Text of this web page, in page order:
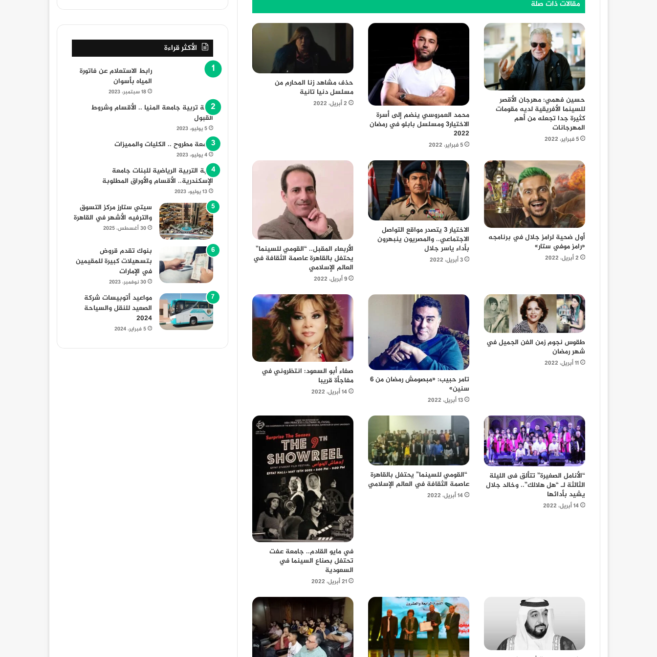
مقالات ذات صلة
حسين فهمي: مهرجان الأقصر
للسينما الأفريقية لديه مقومات
كثيرة جدا تجعله من أهم
المهرجانات
5 فبراير، 2022
محمد العمروسي ينضم إلى أسرة
الاختيار3 ومسلسل بابلو في رمضان
2022
5 فبراير، 2022
حذف مشاهد زنا المحارم من
مسلسل دنيا تانية
2 أبريل، 2022
أول ضحية لرامز جلال في برنامجه
«رامز موفي ستار»
2 أبريل، 2022
الاختيار 3 يتصدر مواقع التواصل
الاجتماعي.. والمصريون ينبهرون
بأداء ياسر جلال
3 أبريل، 2022
الأربعاء المقبل.. “القومي للسينما”
يحتفل بالقاهرة عاصمة الثقافة في
العالم الإسلامي
9 أبريل، 2022
طقوس نجوم زمن الفن الجميل في
شهر رمضان
11 أبريل، 2022
تامر حبيب: «مبصومش رمضان من 6
سنين»
13 أبريل، 2022
صفاء أبو السعود: انتظروني في
مفاجأة قريبا
14 أبريل، 2022
“الأنامل الصغيرة” تتألق فى الليلة
الثالثة لـ “هل هلالك”.. وخالد جلال
يشيد بأدائها
14 أبريل، 2022
“القومي للسينما” يحتفل بالقاهرة
عاصمة الثقافة في العالم الإسلامي
14 أبريل، 2022
في مايو القادم.. جامعة عفت
تحتفل بصناع السينما في
السعودية
21 أبريل، 2022
الأكثر قراءة
رابط الاستعلام عن فاتورة
المياه بأسوان
18 سبتمبر، 2023
كلية تربية جامعة المنيا .. الأقسام وشروط
القبول
5 يوليو، 2023
جامعة مطروح .. الكليات والمميزات
4 يوليو، 2023
كلية التربية الرياضية للبنات جامعة
الإسكندرية.. الأقسام والأوراق المطلوبة
13 يوليو، 2023
سيتي ستارز مركز التسوق
والترفيه الأشهر في القاهرة
30 أغسطس، 2025
بنوك تقدم قروض
بتسهيلات كبيرة للمقيمين
في الإمارات
30 نوفمبر، 2023
مواعيد أتوبيسات شركة
الصعيد للنقل والسياحة
2024
5 فبراير، 2024